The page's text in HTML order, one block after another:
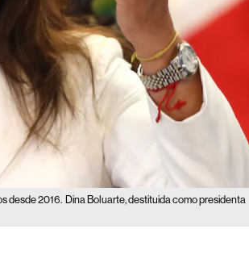
desde 2016. Dina Boluarte, destituida como presidenta